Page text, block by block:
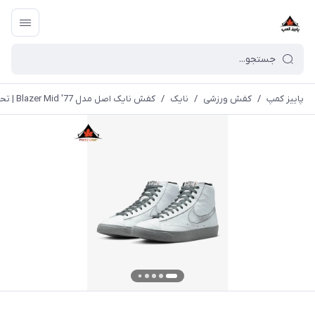
پاییز کمپ / کفش ورزشی / نایک / کفش نایک اصل مدل Blazer Mid '77 | تحویل 30 روزه